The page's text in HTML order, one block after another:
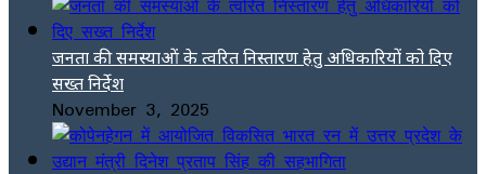
जनता की समस्याओं के त्वरित निस्तारण हेतु अधिकारियों को दिए
सख्त निर्देश
November 3, 2025